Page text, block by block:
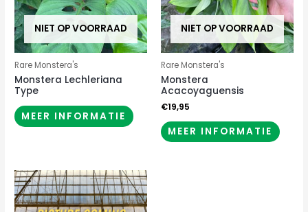
NIET OP VOORRAAD
Rare Monstera's
Monstera Lechleriana
Type
MEER INFORMATIE
NIET OP VOORRAAD
Rare Monstera's
Monstera
Acacoyaguensis
€19,95
MEER INFORMATIE